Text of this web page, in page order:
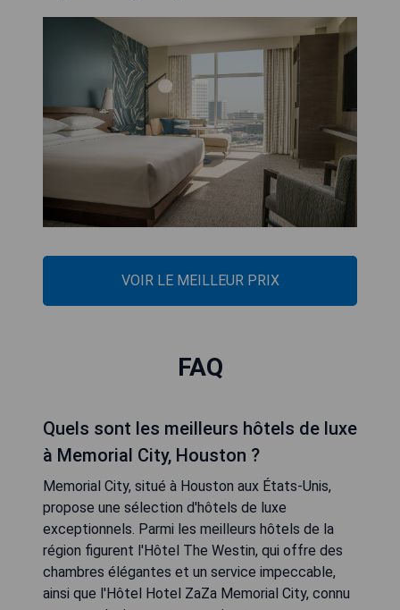
VOIR LE MEILLEUR PRIX
FAQ
Quels sont les meilleurs hôtels de luxe
à Memorial City, Houston ?
Memorial City, situé à Houston aux États-Unis,
propose une sélection d'hôtels de luxe
exceptionnels. Parmi les meilleurs hôtels de la
région figurent l'Hôtel The Westin, qui offre des
chambres élégantes et un service impeccable,
ainsi que l'Hôtel Hotel ZaZa Memorial City, connu